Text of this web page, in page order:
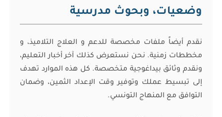
وضعيات، وبحوث مدرسية
نقدم أيضاً ملفات مخصصة للدعم و العلاج التلاميذ، و
مخططات زمنية. نحن نستعرض كذلك آخر أخبار التعليم،
ونقدم وثائق بيداغوجية متخصصة. كل هذه الموارد تهدف
إلى تبسيط عملك وتوفير وقت الإعداد الثمين، وضمان
التوافق مع المنهاج التونسي.